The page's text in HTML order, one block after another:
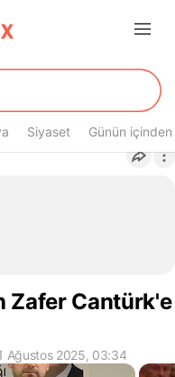
Siyaset Günün içinden
Zafer Cantürk'e
Ağustos 2025, 03:34